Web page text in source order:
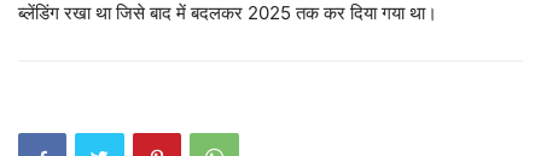
ब्लेंडिंग रखा था जिसे बाद में बदलकर 2025 तक कर दिया गया था।